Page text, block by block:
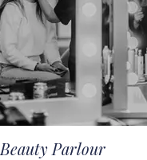
Beauty Parlour